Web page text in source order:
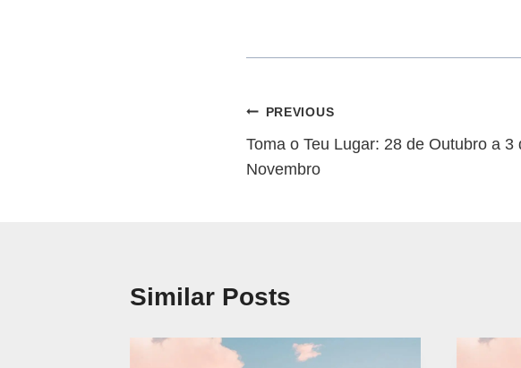
Navegação
de
PREVIOUS
Toma o Teu Lugar: 28 de Outubro a 3
Novembro
Similar Posts